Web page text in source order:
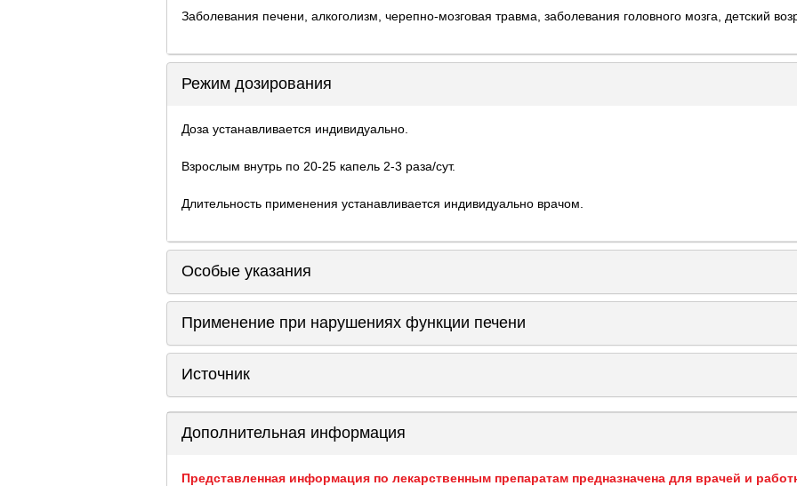
Заболевания печени, алкоголизм, черепно-мозговая травма, заболевания головного мозга, детский
Режим дозирования
Доза устанавливается индивидуально.
Взрослым внутрь по 20-25 капель 2-3 раза/сут.
Длительность применения устанавливается индивидуально врачом.
Особые указания
Применение при нарушениях функции печени
Источник
Дополнительная информация
Представленная информация по лекарственным препаратам предназначена для врачей и